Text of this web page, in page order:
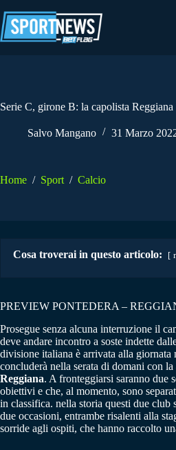
al
contenuto
Serie C, girone B: la capolista Reggiana
Salvo Mangano 31 Marzo
Home / Sport / Calcio
Cosa troverai in questo articolo:
PREVIEW PONTEDERA –
Prosegue senza alcuna interruzione il
deve andare incontro a soste indette
divisione italiana è arrivata alla giornata
concluderà nella serata di domani con la
Reggiana. A fronteggiarsi saranno due
obiettivi e che, al momento, sono
in classifica. nella storia questi due club
due occasioni, entrambe risalenti alla
sorride agli ospiti, che hanno raccolto